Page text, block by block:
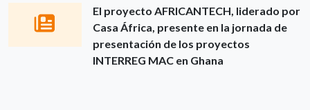
El proyecto AFRICANTECH, liderado por
Casa África, presente en la jornada de
presentación de los proyectos
INTERREG MAC en Ghana